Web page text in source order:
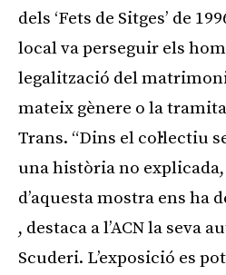
dels ‘Fets de Sitges’ de
local va perseguir els
legalització del
mateix gènere o la
Trans. “Dins el col·lectiu
una història no
d’aquesta mostra ens ha
, destaca a l’ACN la seva
Scuderi. L’exposició es